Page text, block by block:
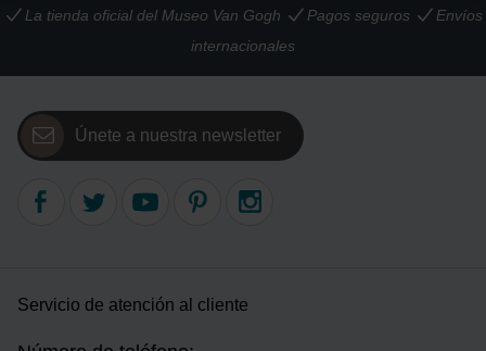
La tienda oficial del Museo Van Gogh Pagos seguros
Envíos
internacionales
Únete a nuestra newsletter
Servicio de atención al cliente